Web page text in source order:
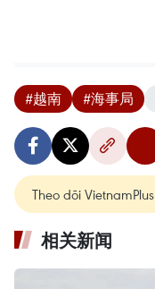
#越南 #海事局
Theo dõi VietnamPlus
相关新闻